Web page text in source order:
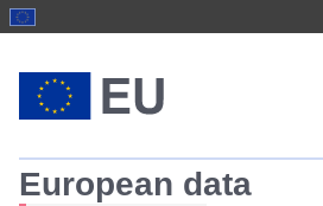
European data